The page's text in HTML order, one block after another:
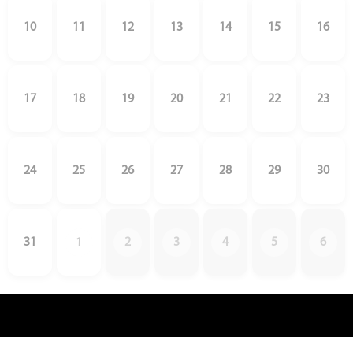
10 11 12 13 14 15 16
17 18 19 20 21 22 23
24 25 26 27 28 29 30
31 1 2 3 4 5 6